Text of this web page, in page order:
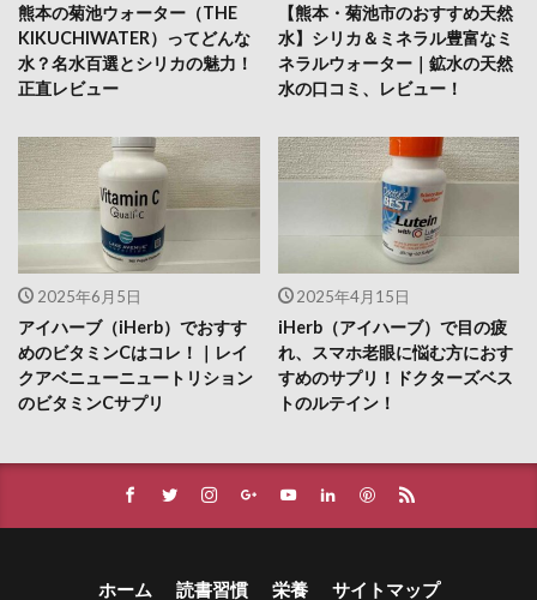
熊本の菊池ウォーター（THE
KIKUCHIWATER）ってどんな
水？名水百選とシリカの魅力！
正直レビュー
【熊本・菊池市のおすすめ天然
水】シリカ＆ミネラル豊富なミ
ネラルウォーター｜鉱水の天然
水の口コミ、レビュー！
2025年6月5日
アイハーブ（iHerb）でおすす
めのビタミンCはコレ！｜レイ
クアベニューニュートリション
のビタミンCサプリ
2025年4月15日
iHerb（アイハーブ）で目の疲
れ、スマホ老眼に悩む方におす
すめのサプリ！ドクターズベス
トのルテイン！
ホーム 読書習慣 栄養 サイトマップ